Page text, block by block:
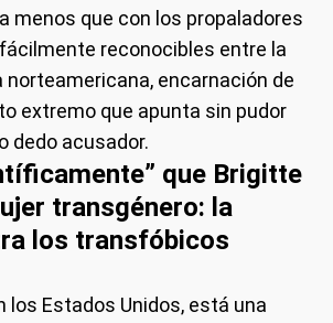
menos que con los propaladores
reconocibles entre la
norteamericana, encarnación de
extremo que apunta sin pudor
dedo acusador.
que Brigitte
transgénero: la
los transfóbicos
los Estados Unidos, está una